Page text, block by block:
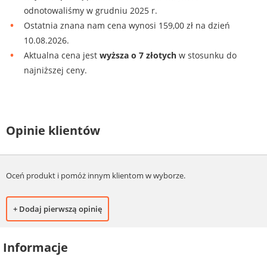
odnotowaliśmy w grudniu 2025 r.
Ostatnia znana nam cena wynosi 159,00 zł na dzień
10.08.2026.
Aktualna cena jest wyższa o 7 złotych w stosunku do
najniższej ceny.
Opinie klientów
Oceń produkt i pomóż innym klientom w wyborze.
+ Dodaj pierwszą opinię
Informacje